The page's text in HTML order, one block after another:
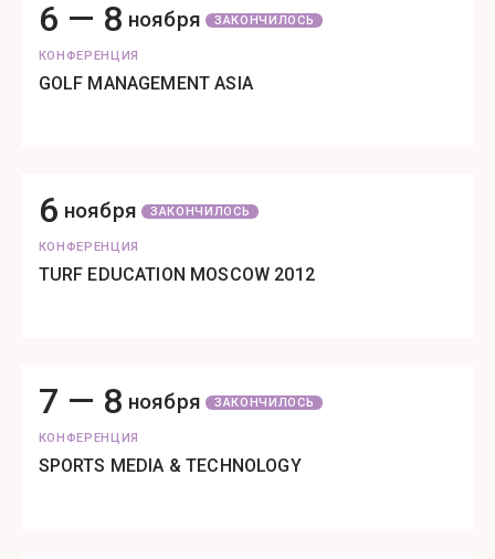
6 — 8 ноября ЗАКОНЧИЛОСЬ
КОНФЕРЕНЦИЯ
GOLF MANAGEMENT ASIA
6 ноября ЗАКОНЧИЛОСЬ
КОНФЕРЕНЦИЯ
TURF EDUCATION MOSCOW 2012
7 — 8 ноября ЗАКОНЧИЛОСЬ
КОНФЕРЕНЦИЯ
SPORTS MEDIA & TECHNOLOGY